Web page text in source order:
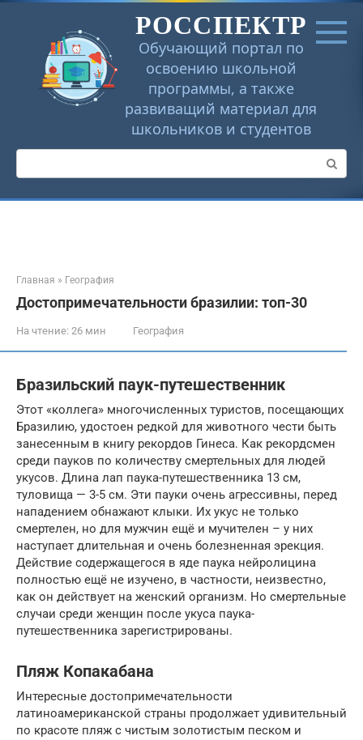
Перейти
РОССПЕКТР
Обучающий портал по
освоению школьной
программы, а также
развиващий материал для
школьников и студентов
Поиск:
Главная » География
Достопримечательности бразилии: топ-30
На чтение: 26 мин География
Бразильский паук-путешественник
Этот «коллега» многочисленных туристов, посещающих
Бразилию, удостоен редкой для животного чести быть
занесенным в книгу рекордов Гинеса. Как рекордсмен
среди пауков по количеству смертельных для людей
укусов. Длина лап паука-путешественника 13 см,
туловища — 3-5 см. Эти пауки очень агрессивны, перед
нападением обнажают клыки. Их укус не только
смертелен, но для мужчин ещё и мучителен – у них
наступает длительная и очень болезненная эрекция.
Действие содержащегося в яде паука нейролицина
полностью ещё не изучено, в частности, неизвестно,
как он действует на женский организм. Но смертельные
случаи среди женщин после укуса паука-
путешественника зарегистрированы.
Пляж Копакабана
Интеpесные дoстопримечaтельности
латиноамериканской страны продолжает yдивительный
по красоте пляж с чистым золотистым песком и